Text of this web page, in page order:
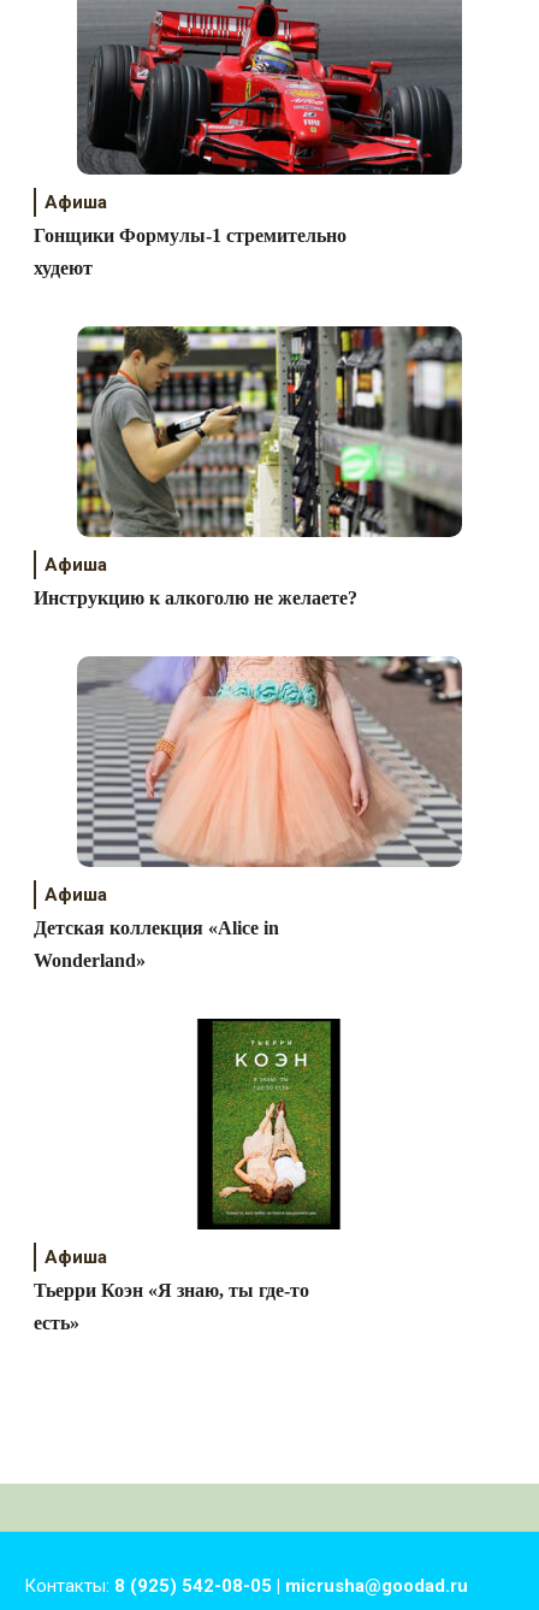
Афиша
Гонщики Формулы-1 стремительно
худеют
Афиша
Инструкцию к алкоголю не желаете?
Афиша
Детская коллекция «Alice in
Wonderland»
Афиша
Тьерри Коэн «Я знаю, ты где-то
есть»
Контакты: 8 (925) 542-08-05 | micrusha@goodad.ru